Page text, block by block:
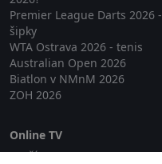
Premier League Darts 2026 -
šipky
WTA Ostrava 2026 - tenis
Australian Open 2026
Biatlon v NMnM 2026
ZOH 2026
Online TV
Lepší.TV